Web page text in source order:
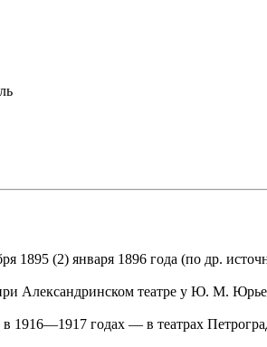
1895 (2) января 1896 года (по др.
Александринском театре у Ю. М.
1916—1917 годах — в театрах